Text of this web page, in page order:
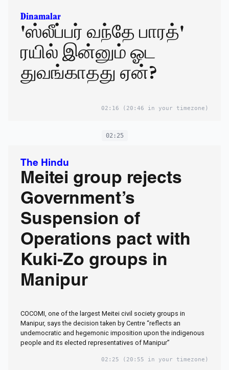
Dinamalar
'ஸ்லீப்பர் வந்தே பாரத்'
ரயில் இன்னும் ஓட
துவங்காதது ஏன்?
02:16 (20:46 in your timezone)
02:25
The Hindu
Meitei group rejects
Government’s
Suspension of
Operations pact with
Kuki-Zo groups in
Manipur
COCOMI, one of the largest Meitei civil society groups in
Manipur, says the decision taken by Centre “reflects an
undemocratic and hegemonic imposition upon the indigenous
people and its elected representatives of Manipur”
02:25 (20:55 in your timezone)